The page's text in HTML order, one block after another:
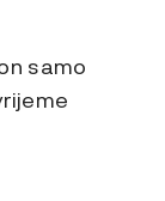
samo